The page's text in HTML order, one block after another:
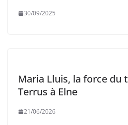
30/09/2025
Maria Lluis, la force du
Terrus à Elne
21/06/2026